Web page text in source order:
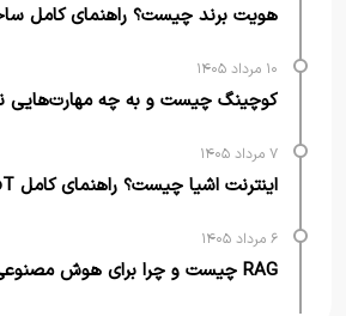
۱۰ مرداد ۱۴۰۵
۷ مرداد ۱۴۰۵
۶ مرداد ۱۴۰۵